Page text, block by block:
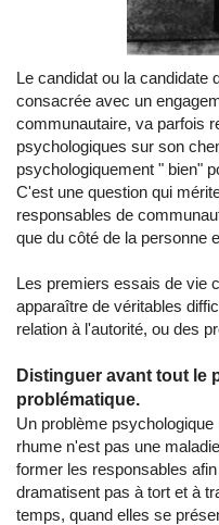
Le candidat ou la candidate
consacrée avec un
communautaire, va parfois
psychologiques sur son
psychologiquement " bien"
C'est une question qui
responsables de
que du côté de la personne
Les premiers essais de vie
apparaître de véritables
relation à l'autorité, ou des
Distinguer avant tout le
problématique.
Un problème
rhume n'est pas une
former les responsables
dramatisent pas à tort et à
temps, quand elles se